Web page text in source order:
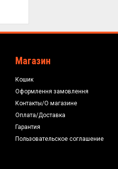
Магазин
Кошик
Оформлення замовлення
Контакты/О магазине
Оплата/Доставка
Гарантия
Пользовательское соглашение